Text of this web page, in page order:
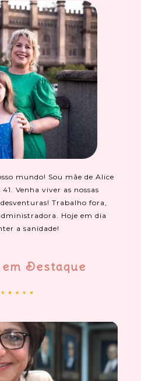
mundo! Sou mãe de Alice
Venha viver as nossas
Trabalho fora,
Hoje em dia
a sanidade!
Destaque